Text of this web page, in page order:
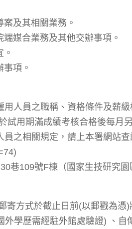
及其相關業務。
媒合業務及其他交辦事項。
項。
人員之職稱、資格條件及薪
試用期滿成績考核合格後每月
之相關規定，請上本署網站查
巷109號F棟（國家生技研究園
寄方式於截止日前(以郵戳為憑
學歷需經駐外館處驗證) 、自